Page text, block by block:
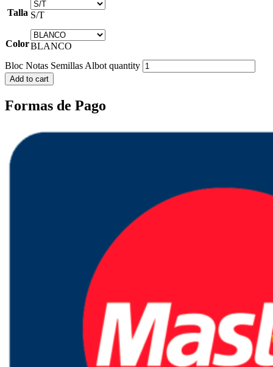
Talla S/T
ColorBLANCO
Bloc Notas Semillas Albot quantity
Add to cart
Formas de Pago